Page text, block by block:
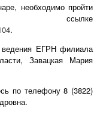
необходимо пройти
ссылке
.
ведения ЕГРН филиала
Завацкая Мария
по телефону 8 (3822)